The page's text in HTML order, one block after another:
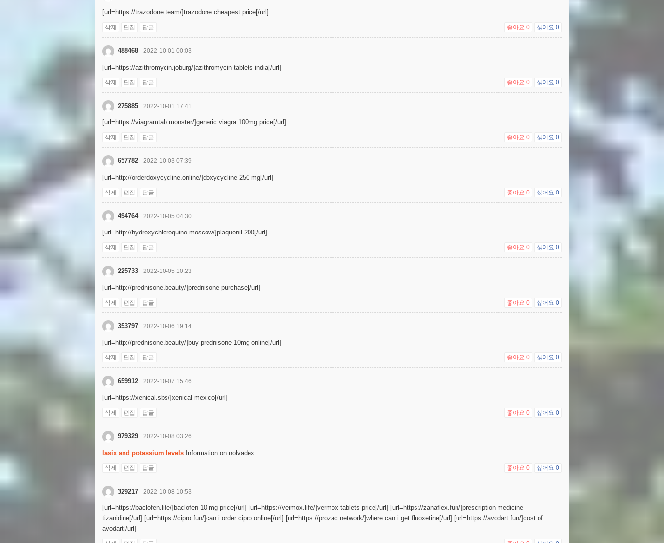
[url=https://trazodone.team/]trazodone cheapest price[/url]
삭제 편집 답글 좋아요 0 싫어요 0
488468 2022-10-01 00:03
[url=https://azithromycin.joburg/]azithromycin tablets india[/url]
삭제 편집 답글 좋아요 0 싫어요 0
275885 2022-10-01 17:41
[url=https://viagramtab.monster/]generic viagra 100mg price[/url]
삭제 편집 답글 좋아요 0 싫어요 0
657782 2022-10-03 07:39
[url=http://orderdoxycycline.online/]doxycycline 250 mg[/url]
삭제 편집 답글 좋아요 0 싫어요 0
494764 2022-10-05 04:30
[url=http://hydroxychloroquine.moscow/]plaquenil 200[/url]
삭제 편집 답글 좋아요 0 싫어요 0
225733 2022-10-05 10:23
[url=http://prednisone.beauty/]prednisone purchase[/url]
삭제 편집 답글 좋아요 0 싫어요 0
353797 2022-10-06 19:14
[url=http://prednisone.beauty/]buy prednisone 10mg online[/url]
삭제 편집 답글 좋아요 0 싫어요 0
659912 2022-10-07 15:46
[url=https://xenical.sbs/]xenical mexico[/url]
삭제 편집 답글 좋아요 0 싫어요 0
979329 2022-10-08 03:26
lasix and potassium levels Information on nolvadex
삭제 편집 답글 좋아요 0 싫어요 0
329217 2022-10-08 10:53
[url=https://baclofen.life/]baclofen 10 mg price[/url] [url=https://vermox.life/]vermox tablets price[/url] [url=https://zanaflex.fun/]prescription medicine
tizanidine[/url] [url=https://cipro.fun/]can i order cipro online[/url] [url=https://prozac.network/]where can i get fluoxetine[/url] [url=https://avodart.fun/]cost of
avodart[/url]